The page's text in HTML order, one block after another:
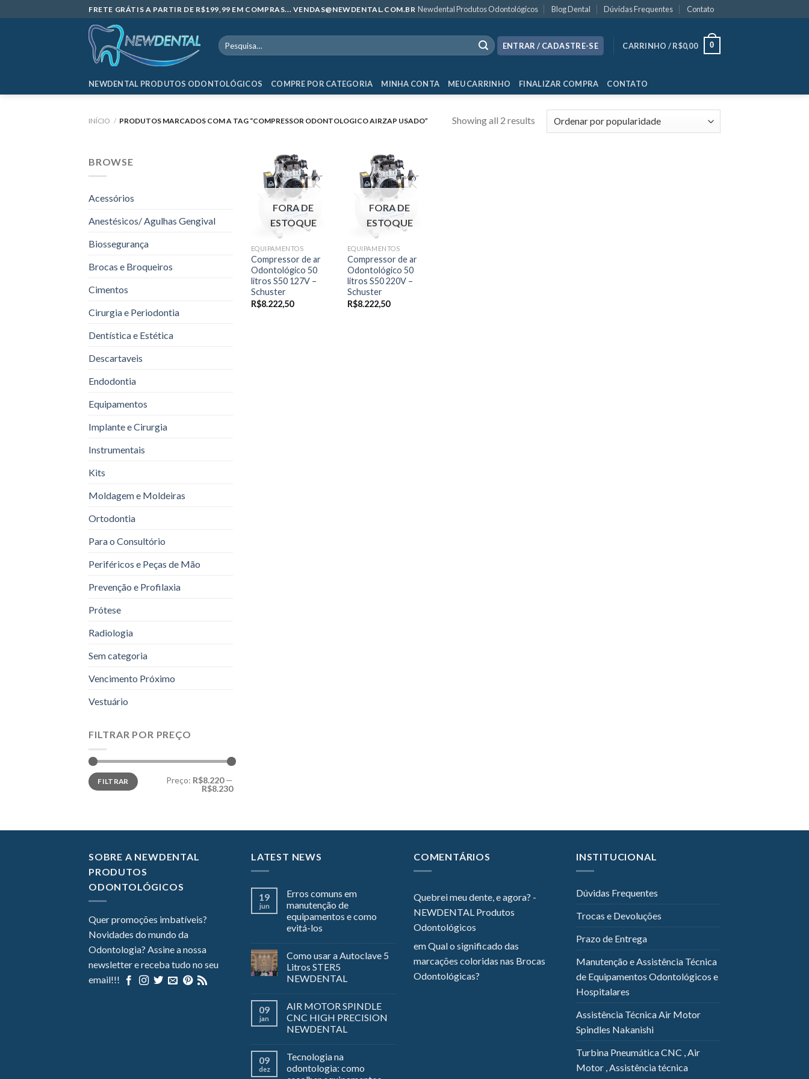
to
FRETE GRÁTIS A PARTIR DE R$199,99 EM COMPRAS... VENDAS@NEWDENTAL.COM.BR Newdental Produtos Odontológicos Blog Dental Dúvidas Frequentes Contato
Pesquisar
por:
ENTRAR / CADASTRE-SE CARRINHO /R$0,00 0
NEWDENTAL PRODUTOS ODONTOLÓGICOS COMPRE POR CATEGORIA MINHA CONTA MEU CARRINHO FINALIZAR COMPRA CONTATO
INÍCIO / PRODUTOS MARCADOS COM A TAG “COMPRESSOR ODONTOLOGICO AIRZAP USADO” Showing all 2 results
BROWSE
Acessórios
Anestésicos/ Agulhas Gengival
Biossegurança
Brocas e Broqueiros
Cimentos
Cirurgia e Periodontia
Dentística e Estética
Descartaveis
Endodontia
Equipamentos
Implante e Cirurgia
Instrumentais
Kits
Moldagem e Moldeiras
Ortodontia
Para o Consultório
Periféricos e Peças de Mão
Prevenção e Profilaxia
Prótese
Radiologia
Sem categoria
Vencimento Próximo
Vestuário
FILTRAR POR PREÇO
Preço
mínimo
Preço
máximo
FILTRAR Preço: R$8.220—
R$8.230
FORA DE
ESTOQUE
EQUIPAMENTOS
Compressor de ar
Odontológico 50
litros S50 127V –
Schuster
R$8.222,50
FORA DE
ESTOQUE
EQUIPAMENTOS
Compressor de ar
Odontológico 50
litros S50 220V –
Schuster
R$8.222,50
SOBRE A NEWDENTAL
PRODUTOS
ODONTOLÓGICOS
Quer promoções imbatíveis?
Novidades do mundo da
Odontologia? Assine a nossa
newsletter e receba tudo no seu
email!!!
LATEST NEWS
19
jun
Erros comuns em
manutenção de
equipamentos e como
evitá-los
Como usar a Autoclave 5
Litros STER5
NEWDENTAL
09
jan
AIR MOTOR SPINDLE
CNC HIGH PRECISION
NEWDENTAL
09
dez
Tecnologia na
odontologia: como
COMENTÁRIOS
Quebrei meu dente, e agora? -
NEWDENTAL Produtos
Odontológicos
emQual o significado das
marcações coloridas nas Brocas
Odontológicas?
INSTITUCIONAL
Dúvidas Frequentes
Trocas e Devoluções
Prazo de Entrega
Manutenção e Assistência Técnica
de Equipamentos Odontológicos e
Hospitalares
Assistência Técnica Air Motor
Spindles Nakanishi
Turbina Pneumática CNC , Air
Motor , Assistência técnica